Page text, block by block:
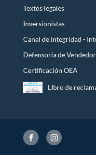
Textos legales
Inversionistas
Canal de integridad -
Defensoría de
Certificación OEA
LIbro de